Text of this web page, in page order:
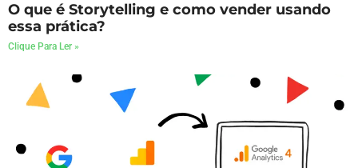
O que é Storytelling e como vender usando
essa prática?
Clique Para Ler »